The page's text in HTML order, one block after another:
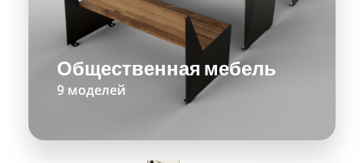
Общественная мебель
9 моделей